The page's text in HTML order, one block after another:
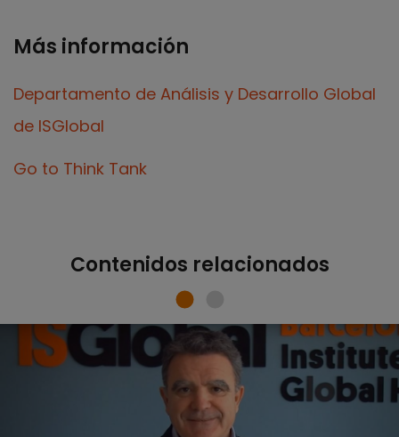
Más información
Departamento de Análisis y Desarrollo Global
de ISGlobal
Go to Think Tank
Contenidos relacionados